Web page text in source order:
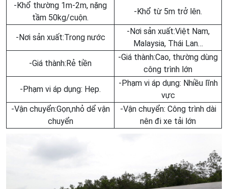
-Khổ thường 1m-2m, nặng
tầm 50kg/cuộn.
-Khổ từ 5m trở lên.
-Nơi sản xuất:Trong nước
-Nơi sản xuất:Việt Nam,
Malaysia, Thái Lan…
-Giá thành:Rẻ tiền
-Giá thành:Cao, thường dùng
công trình lớn
-Phạm vi áp dụng: Hẹp.
-Phạm vi áp dụng: Nhiều lĩnh
vực
-Vận chuyển:Gọn,nhỏ dể vận
chuyển
-Vận chuyển: Công trình dài
nên đi xe tải lớn